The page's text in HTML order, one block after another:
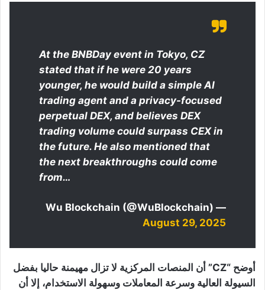
At the BNBDay event in Tokyo, CZ
stated that if he were 20 years
younger, he would build a simple AI
trading agent and a privacy-focused
perpetual DEX, and believes DEX
trading volume could surpass CEX in
the future. He also mentioned that
the next breakthroughs could come
from…
— Wu Blockchain (@WuBlockchain)
August 29, 2025
أوضح “CZ” أن المنصات المركزية لا تزال مهيمنة حاليا بفضل
السيولة العالية وسرعة المعاملات وسهولة الاستخدام، إلا أن